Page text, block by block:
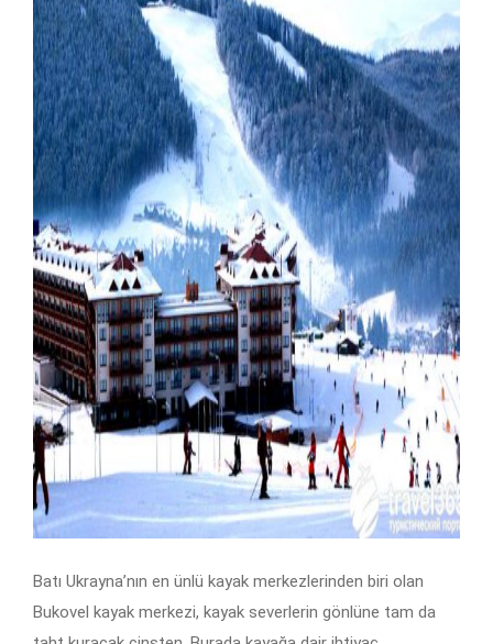
Batı Ukrayna’nın en ünlü kayak merkezlerinden biri olan
Bukovel kayak merkezi, kayak severlerin gönlüne tam da